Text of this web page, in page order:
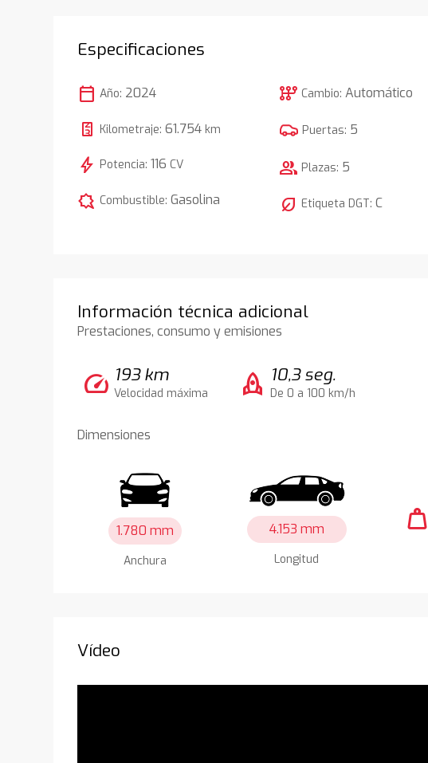
Especificaciones
calendar_today Año: 2024
Kilometraje:61.754 km
bolt Potencia:116 CV
comic_bubble Combustible:Gasolina
auto_transmission Cambio:Automático
Puertas: 5
group Plazas: 5
nest_eco_leaf Etiqueta DGT:C
Información técnica adicional
Prestaciones, consumo y emisiones
speed 193 km
Velocidad máxima rocket 10,3 seg.
De 0 a 100 km/h
Dimensiones
1.780 mm
Anchura
4.153 mm
Longitud
weight
Vídeo